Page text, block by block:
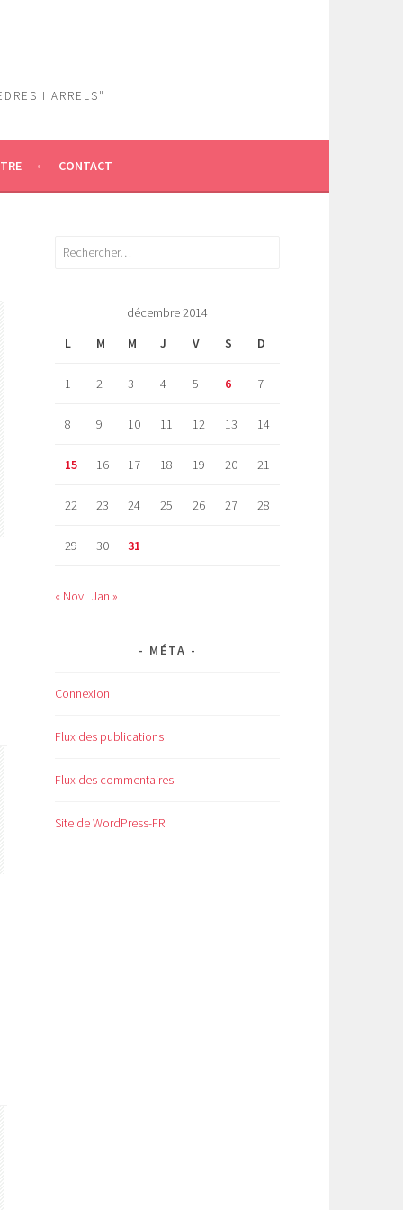
I ARRELS"
CONTACT
Rechercher :
décembre 2014
L
M M J V S D
1 2 3 4 5 6 7
8 9 10 11 12 13 14
15 16 17 18 19 20 21
22 23 24 25 26 27 28
29 30 31
« Nov Jan »
MÉTA
Connexion
Flux des publications
Flux des commentaires
Site de WordPress-FR